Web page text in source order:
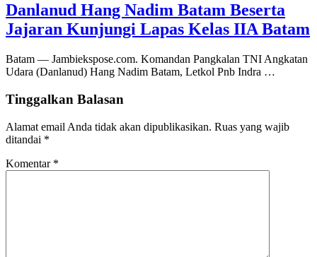
Danlanud Hang Nadim Batam Beserta
Jajaran Kunjungi Lapas Kelas IIA Batam
Batam — Jambiekspose.com. Komandan Pangkalan TNI Angkatan
Udara (Danlanud) Hang Nadim Batam, Letkol Pnb Indra …
Tinggalkan Balasan
Alamat email Anda tidak akan dipublikasikan. Ruas yang wajib
ditandai *
Komentar *